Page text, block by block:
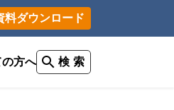
料ダウンロード
方へ 検 索